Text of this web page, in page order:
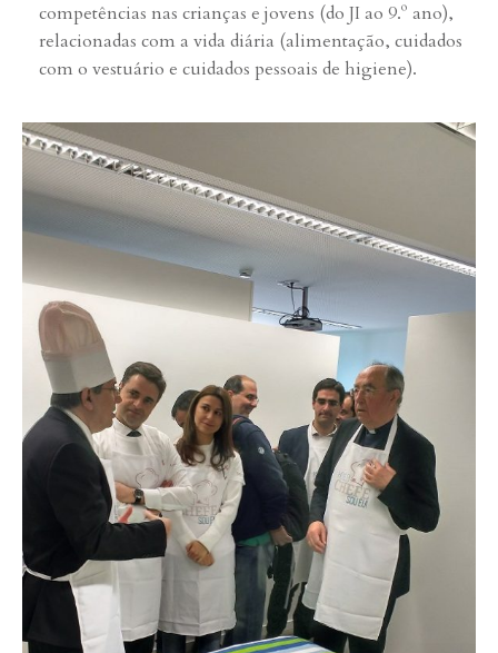
competências nas crianças e jovens (do JI ao 9.º ano),
relacionadas com a vida diária (alimentação, cuidados
com o vestuário e cuidados pessoais de higiene).